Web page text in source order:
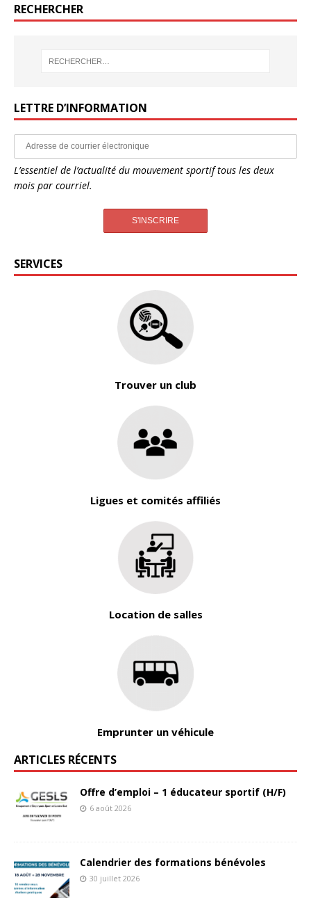
RECHERCHER
LETTRE D’INFORMATION
L’essentiel de l’actualité du mouvement sportif tous les deux
mois par courriel.
SERVICES
Trouver un club
Ligues et comités affiliés
Location de salles
Emprunter un véhicule
ARTICLES RÉCENTS
Offre d’emploi – 1 éducateur sportif (H/F)
6 août 2026
Calendrier des formations bénévoles
30 juillet 2026